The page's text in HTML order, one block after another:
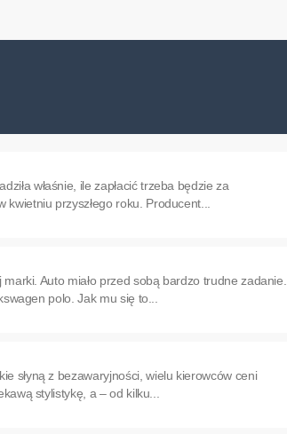
właśnie, ile zapłacić trzeba będzie za
przyszłego roku. Producent...
Auto miało przed sobą bardzo trudne zadanie.
polo. Jak mu się to...
słyną z bezawaryjności, wielu kierowców ceni
stylistykę, a – od kilku...